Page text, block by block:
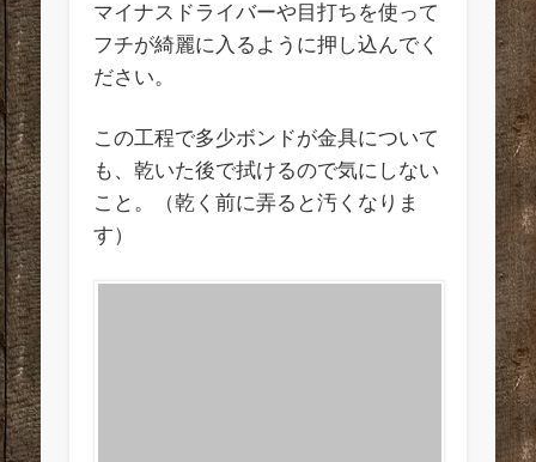
マイナスドライバーや目打ちを使って
フチが綺麗に入るように押し込んでく
ださい。
この工程で多少ボンドが金具について
も、乾いた後で拭けるので気にしない
こと。（乾く前に弄ると汚くなりま
す）